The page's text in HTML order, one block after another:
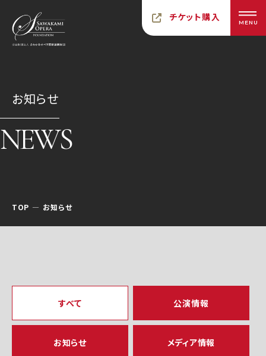
チケット購入 MENU
お知らせ
NEWS
TOP お知らせ
すべて 公演情報
お知らせ メディア情報